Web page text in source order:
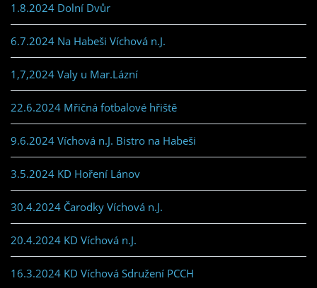
1.8.2024 Dolní Dvůr
6.7.2024 Na Habeši Víchová n.J.
1,7,2024 Valy u Mar.Lázní
22.6.2024 Mřičná fotbalové hřiště
9.6.2024 Víchová n.J. Bistro na Habeši
3.5.2024 KD Hoření Lánov
30.4.2024 Čarodky Víchová n.J.
20.4.2024 KD Víchová n.J.
16.3.2024 KD Víchová Sdružení PCCH